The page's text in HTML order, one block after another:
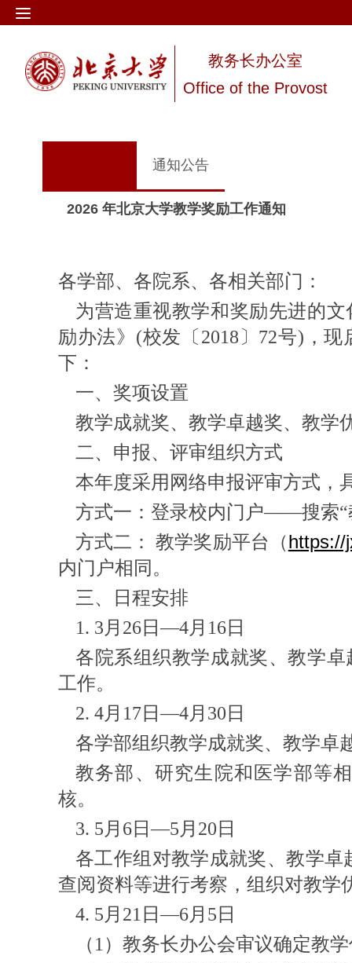
教务长办公室
Office of the Provost
通知公告
2026 年北京大学教学奖励工作通知
各学部、各院系、各相关部门：
为营造重视教学和奖励先进的
励办法》(校发
〔 2018 〕 72号)，现
下：
一、奖项设置
教学成就奖、教学卓越奖、教学
二、申报、评审组织方式
本年度采用网络申报评审方式，
方式一：登录校内门户——搜索“
方式二： 教学奖励平台（https://
内门户相同。
三、 日 程安排
1. 3月26日—4月16日
各院系组织教学成就奖、教学
工作。
2. 4月17日—4月30日
各学部组织教学成就奖、教学卓
教务部、研究生院和医学部等
核。
3. 5月6日—5月20日
各工作组对教学成就奖、教学
查阅资料等进行考察，组织对教学
4. 5月21日—6月5日
（1）教务长办公会审议确定教